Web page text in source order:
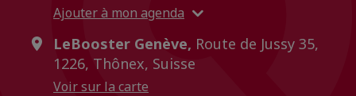
Ajouter à mon agenda
LeBooster Genève, Route de Jussy 35,
1226, Thônex, Suisse
Voir sur la carte